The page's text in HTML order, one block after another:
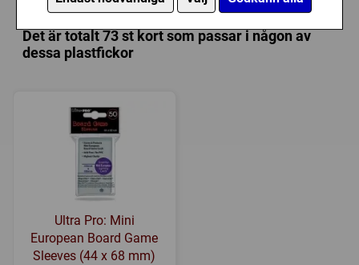
Tillverkare: Rio Grande Games
Länkar: Tillverkarens hemsida ,BoardGameGeek
Försälj. rank:
Det är totalt 73 st kort som passar i någon av
dessa plastfickor
Ultra Pro: Mini
European Board Game
Sleeves (44 x 68 mm)